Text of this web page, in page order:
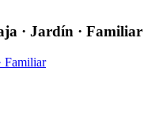
· Jardín · Familiar
Familiar